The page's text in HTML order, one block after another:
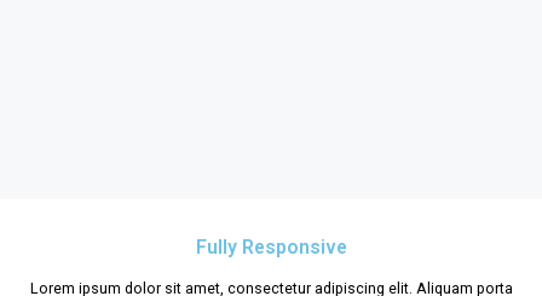
Fully Responsive
Lorem ipsum dolor sit amet, consectetur adipiscing elit. Aliquam porta